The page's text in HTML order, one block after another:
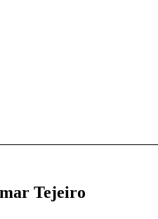
Tejeiro